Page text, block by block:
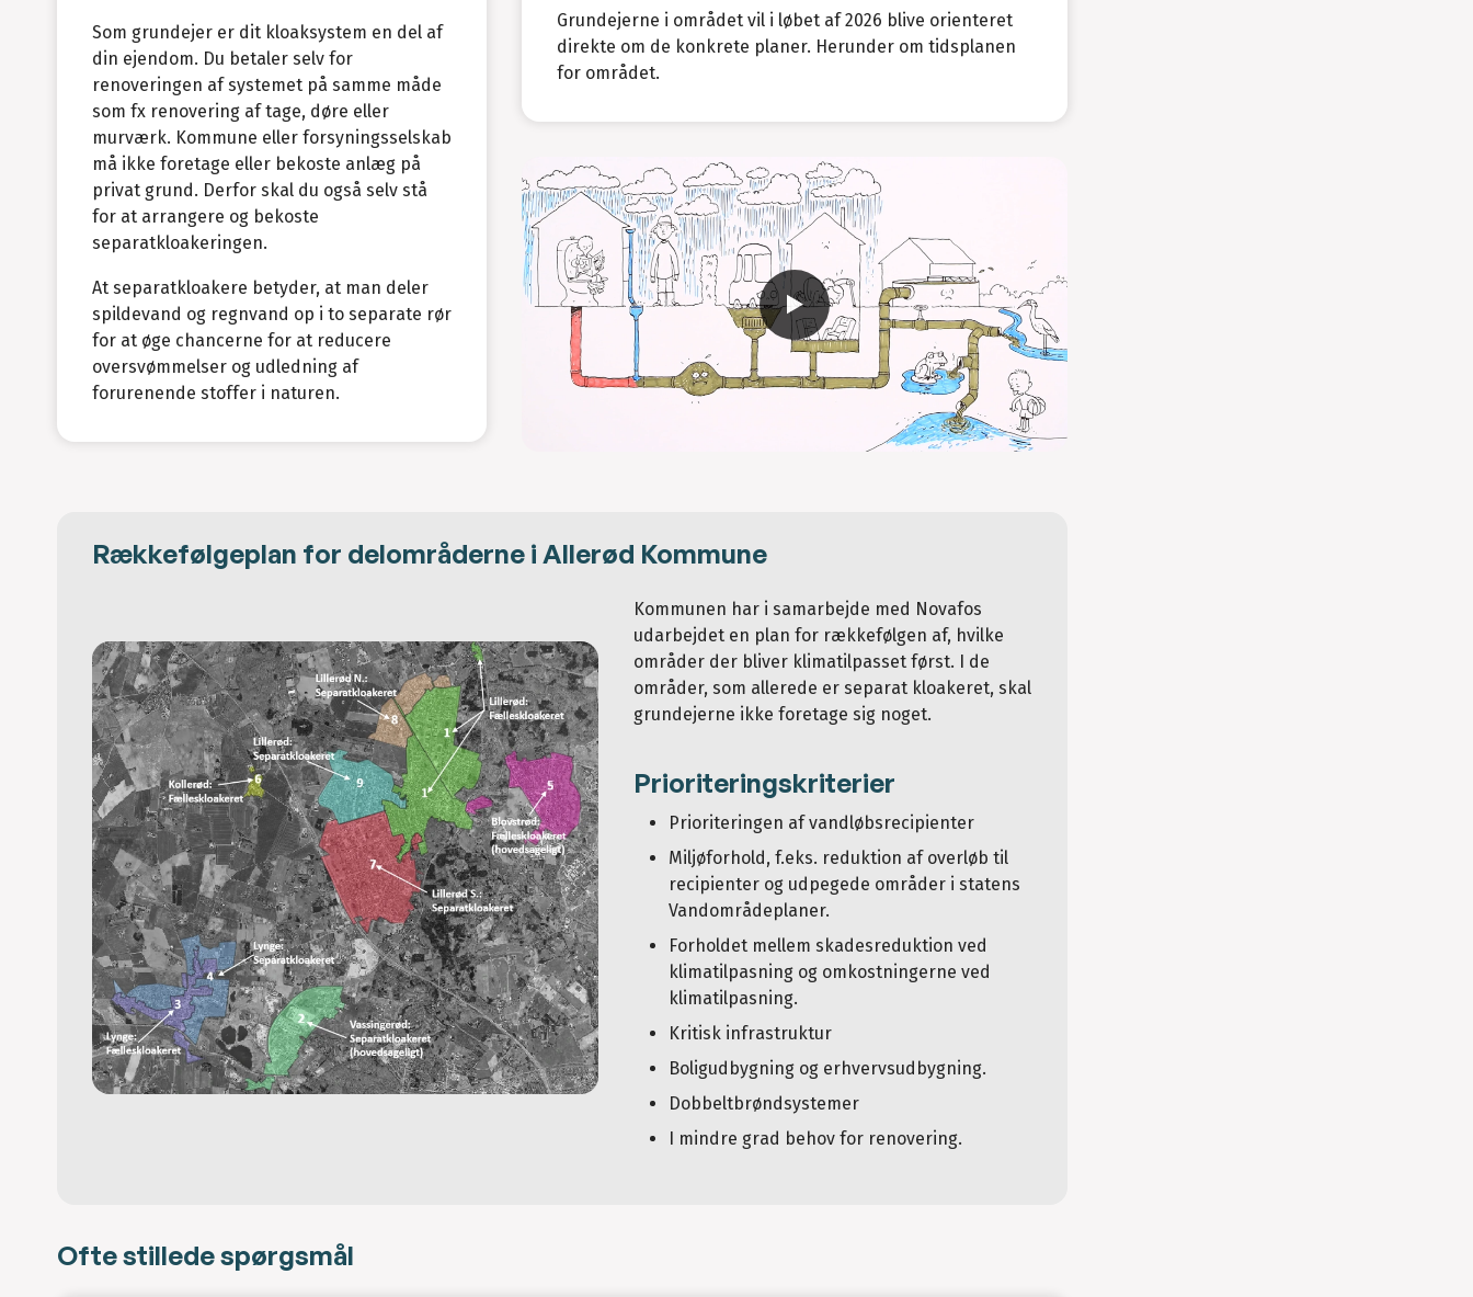
Som grundejer er dit kloaksystem en del af
din ejendom. Du betaler selv for
renoveringen af systemet på samme måde
som fx renovering af tage, døre eller
murværk. Kommune eller forsyningsselskab
må ikke foretage eller bekoste anlæg på
privat grund. Derfor skal du også selv stå
for at arrangere og bekoste
separatkloakeringen.
At separatkloakere betyder, at man deler
spildevand og regnvand op i to separate rør
for at øge chancerne for at reducere
oversvømmelser og udledning af
forurenende stoffer i naturen.
Grundejerne i området vil i løbet af 2026 blive orienteret
direkte om de konkrete planer. Herunder om tidsplanen
for området.
Rækkefølgeplan for delområderne i Allerød Kommune
Kommunen har i samarbejde med Novafos
udarbejdet en plan for rækkefølgen af, hvilke
områder der bliver klimatilpasset først. I de
områder, som allerede er separat kloakeret, skal
grundejerne ikke foretage sig noget.
Prioriteringskriterier
Prioriteringen af vandløbsrecipienter
Miljøforhold, f.eks. reduktion af overløb til
recipienter og udpegede områder i statens
Vandområdeplaner.
Forholdet mellem skadesreduktion ved
klimatilpasning og omkostningerne ved
klimatilpasning.
Kritisk infrastruktur
Boligudbygning og erhvervsudbygning.
Dobbeltbrøndsystemer
I mindre grad behov for renovering.
Ofte stillede spørgsmål